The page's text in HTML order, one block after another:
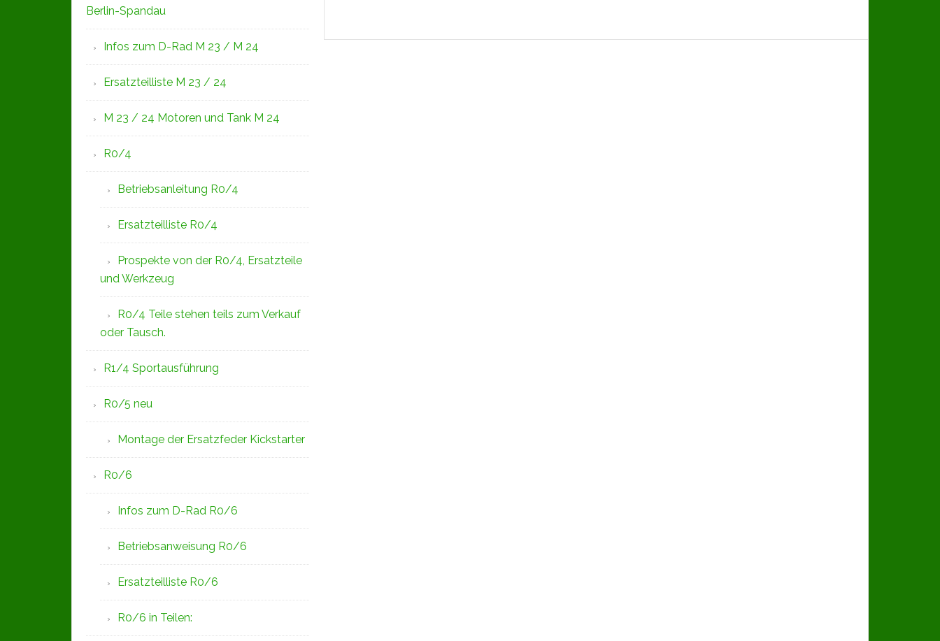
Berlin-Spandau
Infos zum D-Rad M 23 / M 24
Ersatzteilliste M 23 / 24
M 23 / 24 Motoren und Tank M 24
R0/4
Betriebsanleitung R0/4
Ersatzteilliste R0/4
Prospekte von der R0/4, Ersatzteile
und Werkzeug
R0/4 Teile stehen teils zum Verkauf
oder Tausch.
R1/4 Sportausführung
R0/5 neu
Montage der Ersatzfeder Kickstarter
R0/6
Infos zum D-Rad R0/6
Betriebsanweisung R0/6
Ersatzteilliste R0/6
R0/6 in Teilen: